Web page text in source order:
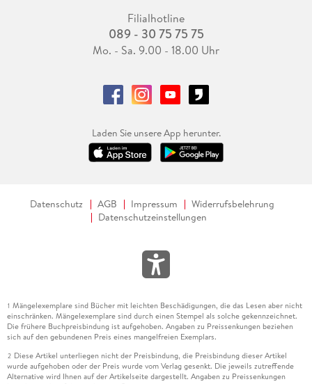
Filialhotline
089 - 30 75 75 75
Mo. - Sa. 9.00 - 18.00 Uhr
Laden Sie unsere App herunter.
Datenschutz AGB Impressum
Widerrufsbelehrung
Datenschutzeinstellungen
1 Mängelexemplare sind Bücher mit leichten Beschädigungen, die das Lesen aber nicht
einschränken. Mängelexemplare sind durch einen Stempel als solche gekennzeichnet.
Die frühere Buchpreisbindung ist aufgehoben. Angaben zu Preissenkungen beziehen
sich auf den gebundenen Preis eines mangelfreien Exemplars.
2 Diese Artikel unterliegen nicht der Preisbindung, die Preisbindung dieser Artikel
wurde aufgehoben oder der Preis wurde vom Verlag gesenkt. Die jeweils zutreffende
Alternative wird Ihnen auf der Artikelseite dargestellt. Angaben zu Preissenkungen